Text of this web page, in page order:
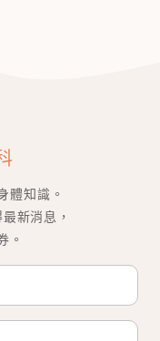
體知識。
新消息，
。